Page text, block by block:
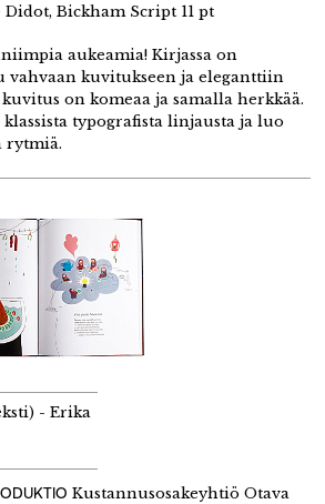
Bickham Script 11 pt
aukeamia! Kirjassa on
vahvaan kuvitukseen ja eleganttiin
on komeaa ja samalla herkkää.
typografista linjausta ja luo
rytmiä.
- Erika
Kustannusosakeyhtiö Otava